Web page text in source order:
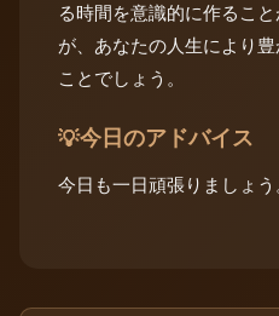
る時間を意識的に作るこ
が、あなたの人生により
ことでしょう。
💡今日のアドバイス
今日も一日頑張りましょう